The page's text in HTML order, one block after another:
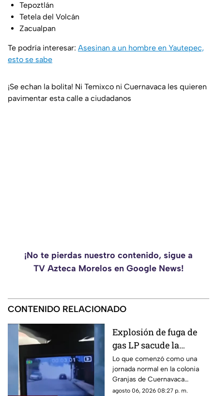
Tepoztlán
Tetela del Volcán
Zacualpan
Te podría interesar: Asesinan a un hombre en Yautepec,
esto se sabe
¡Se echan la bolita! Ni Temixco ni Cuernavaca les quieren
pavimentar esta calle a ciudadanos
¡No te pierdas nuestro contenido, sigue a
TV Azteca Morelos en Google News!
CONTENIDO RELACIONADO
Explosión de fuga de
gas LP sacude la
colonia Las Granjas
Lo que comenzó como una
jornada normal en la colonia
Granjas de Cuernavaca
terminó en una movilización
agosto 06, 2026 08:27 p. m.